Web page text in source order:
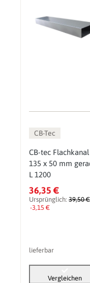
CB-Tec
CB-tec Flachkanal
135 x 50 mm
L 1200
36,35 €
Ursprünglich: 39,50 €
-3,15 €
lieferbar
Vergleichen